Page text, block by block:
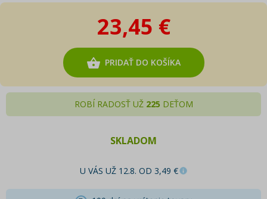
23,45 €
PRIDAŤ DO KOŠÍKA
ROBÍ RADOSŤ UŽ 225 DEŤOM
SKLADOM
U VÁS UŽ 12.8. OD 3,49 €